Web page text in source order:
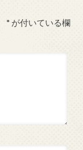
*が付いている欄